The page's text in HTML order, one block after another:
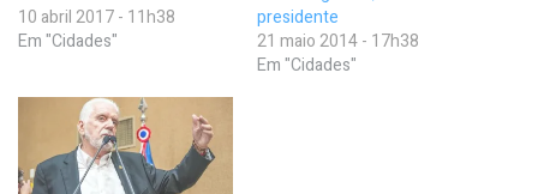
10 abril 2017 - 11h38
Em "Cidades"
presidente
21 maio 2014 - 17h38
Em "Cidades"